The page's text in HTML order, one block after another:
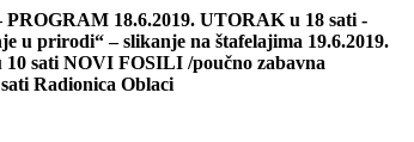
18.6.2019. UTORAK u 18 sati -
u prirodi“ – slikanje na štafelajima 19.6.2019.
sati NOVI FOSILI /poučno zabavna
Radionica Oblaci